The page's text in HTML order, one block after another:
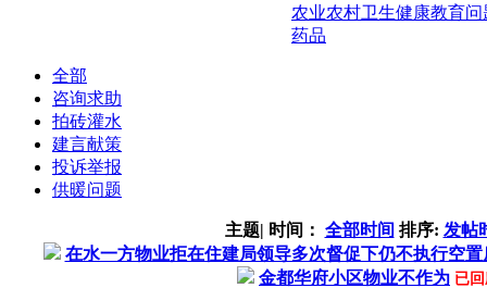
农业农村卫生健康教育问
药品
全部
咨询求助
拍砖灌水
建言献策
投诉举报
供暖问题
主题| 时间： 全部时间 排序: 发帖
在水一方物业拒在住建局领导多次督促下仍不执行空
金都华府小区物业不作为 已